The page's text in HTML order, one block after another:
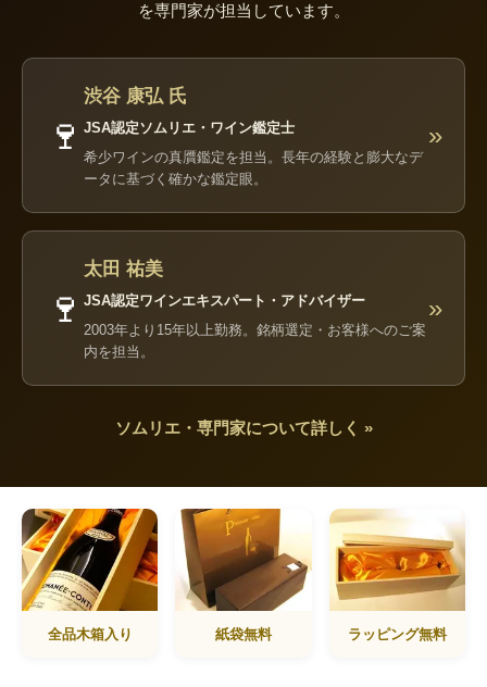
を専門家が担当しています。
🍷
渋谷 康弘 氏
JSA認定ソムリエ・ワイン鑑定士
希少ワインの真贋鑑定を担当。長年の経験と膨大なデ
ータに基づく確かな鑑定眼。
»
🍷
太田 祐美
JSA認定ワインエキスパート・アドバイザー
2003年より15年以上勤務。銘柄選定・お客様へのご案
内を担当。
»
ソムリエ・専門家について詳しく »
全品木箱入り 紙袋無料 ラッピング無料